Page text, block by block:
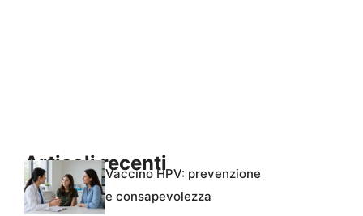
Articoli recentiVaccino HPV: prevenzione
e consapevolezza